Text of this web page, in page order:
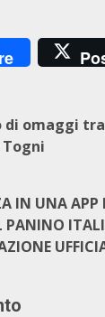
di omaggi
IN UNA APP
PANINO